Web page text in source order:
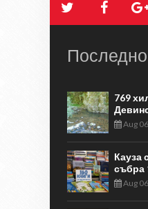
769
Aug
Кауза
събра
Aug